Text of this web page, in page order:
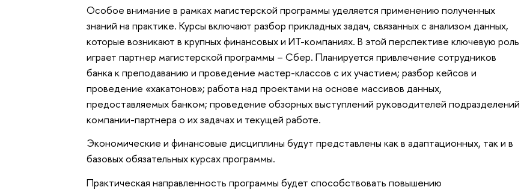
Особое внимание в рамках магистерской программы уделяется применению полученных
знаний на практике. Курсы включают разбор прикладных задач, связанных с анализом данных,
которые возникают в крупных финансовых и ИТ-компаниях. В этой перспективе ключевую роль
играет партнер магистерской программы – Сбер. Планируется привлечение сотрудников
банка к преподаванию и проведение мастер-классов с их участием; разбор кейсов и
проведение «хакатонов»; работа над проектами на основе массивов данных,
предоставляемых банком; проведение обзорных выступлений руководителей подразделений
компании-партнера о их задачах и текущей работе.
Экономические и финансовые дисциплины будут представлены как в адаптационных, так и в
базовых обязательных курсах программы.
Практическая направленность программы будет способствовать повышению